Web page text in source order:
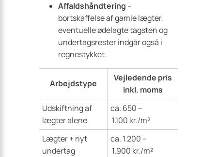
Affaldshåndtering –
bortskaffelse af gamle lægter,
eventuelle ødelagte tagsten og
undertagsrester indgår også i
regnestykket.
Arbejdstype
Vejledende pris
inkl. moms
Udskiftning af
lægter alene
ca. 650 –
1.100 kr./m²
Lægter + nyt
undertag
ca. 1.200 –
1.900 kr./m²